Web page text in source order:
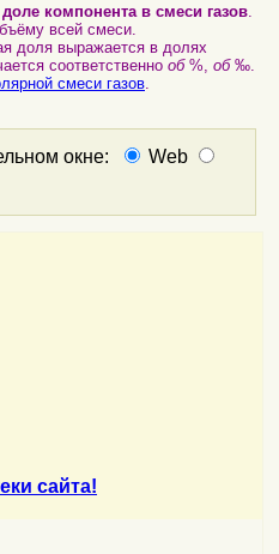
компонента в смеси газов
всей смеси.
доля выражается в долях
соответственно об%, об‰.
смеси газов
окне:
Web
сайта!